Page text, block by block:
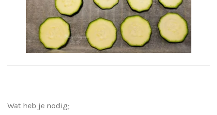
Wat heb je nodig;